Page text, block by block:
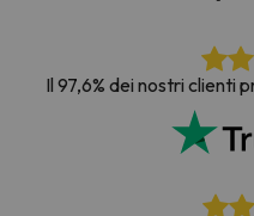
Il 97,6% dei nostri clienti